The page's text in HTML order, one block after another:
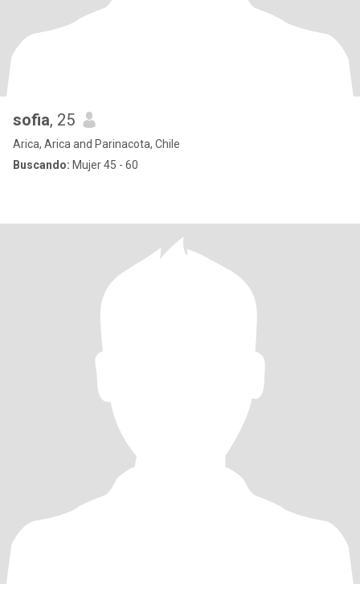
sofia, 25
Arica, Arica and Parinacota, Chile
Buscando: Mujer 45 - 60